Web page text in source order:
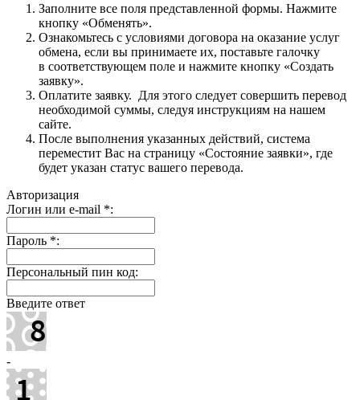
Заполните все поля представленной формы. Нажмите
кнопку «Обменять».
Ознакомьтесь с условиями договора на оказание услуг
обмена, если вы принимаете их, поставьте галочку
в соответствующем поле и нажмите кнопку «Создать
заявку».
Оплатите заявку. Для этого следует совершить перевод
необходимой суммы, следуя инструкциям на нашем
сайте.
После выполнения указанных действий, система
переместит Вас на страницу «Состояние заявки», где
будет указан статус вашего перевода.
Авторизация
Логин или e-mail *:
Пароль *:
Персональный пин код:
Введите ответ
-